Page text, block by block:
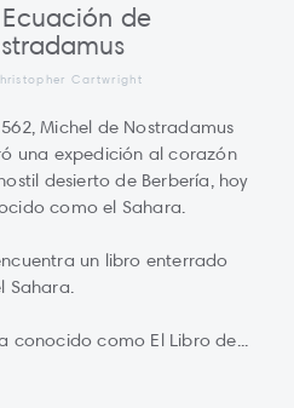
de
Cartwright
Michel de Nostradamus
una expedición al corazón
desierto de Berbería, hoy
como el Sahara.
un libro enterrado
Sahara.
conocido como El Libro de...